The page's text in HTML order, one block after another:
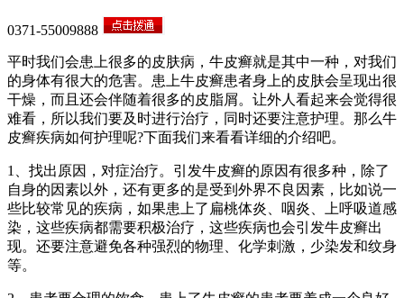
0371-55009888
平时我们会患上很多的皮肤病，牛皮癣就是其中一种，对我们
的身体有很大的危害。患上牛皮癣患者身上的皮肤会呈现出很
干燥，而且还会伴随着很多的皮脂屑。让外人看起来会觉得很
难看，所以我们要及时进行治疗，同时还要注意护理。那么牛
皮癣疾病如何护理呢?下面我们来看看详细的介绍吧。
1、找出原因，对症治疗。引发牛皮癣的原因有很多种，除了
自身的因素以外，还有更多的是受到外界不良因素，比如说一
些比较常见的疾病，如果患上了扁桃体炎、咽炎、上呼吸道感
染，这些疾病都需要积极治疗，这些疾病也会引发牛皮癣出
现。还要注意避免各种强烈的物理、化学刺激，少染发和纹身
等。